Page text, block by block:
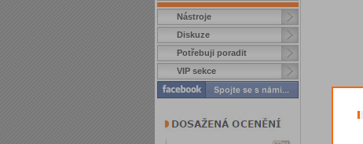
Nástroje
Diskuze
Potřebuji poradit
VIP sekce